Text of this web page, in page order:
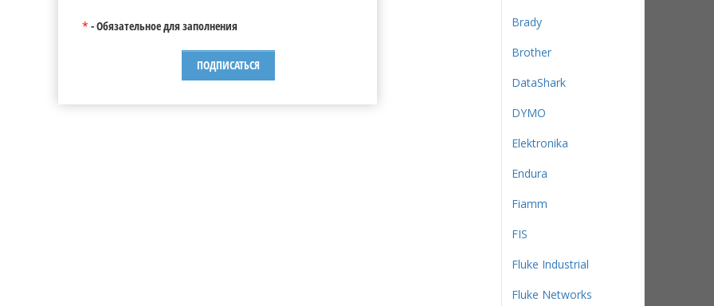
* - Обязательное для заполнения
Brady
Brother
DataShark
DYMO
Elektronika
Endura
Fiamm
FIS
Fluke Industrial
Fluke Networks